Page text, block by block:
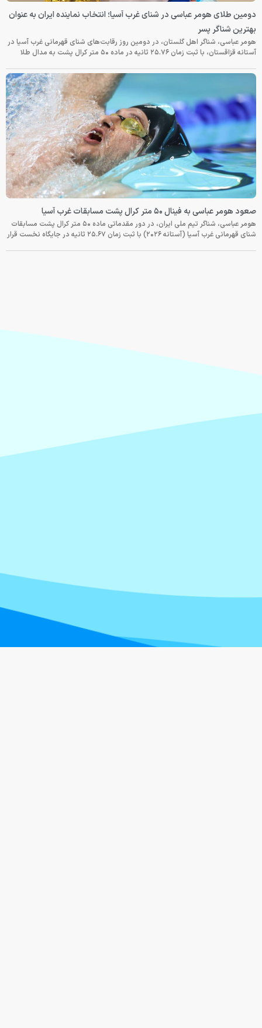
دومین طلای هومر عباسی در شنای غرب آسیا؛ انتخاب نماینده ایران به عنوان
بهترین شناگر پسر
هومر عباسی، شناگر اهل گلستان، در دومین روز رقابت‌های شنای قهرمانی غرب آسیا در
آستانه قزاقستان، با ثبت زمان ۲۵.۷۶ ثانیه در ماده ۵۰ متر کرال پشت به مدال طلا
صعود هومر عباسی به فینال ۵۰ متر کرال پشت مسابقات غرب آسیا
هومر عباسی، شناگر تیم ملی ایران، در دور مقدماتی ماده ۵۰ متر کرال پشت مسابقات
شنای قهرمانی غرب آسیا (آستانه ۲۰۲۶) با ثبت زمان ۲۵.۶۷ ثانیه در جایگاه نخست قرار